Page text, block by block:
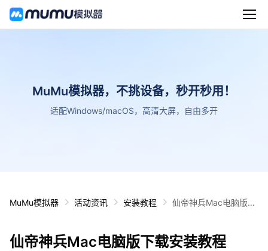
MuMu模拟器，不挑设备，秒开秒用！
适配Windows/macOS，高清大屏，自由多开
MuMu模拟器 活动资讯 安装教程
仙帝神兵Mac电脑版下
仙帝神兵Mac电脑版下载安装教程